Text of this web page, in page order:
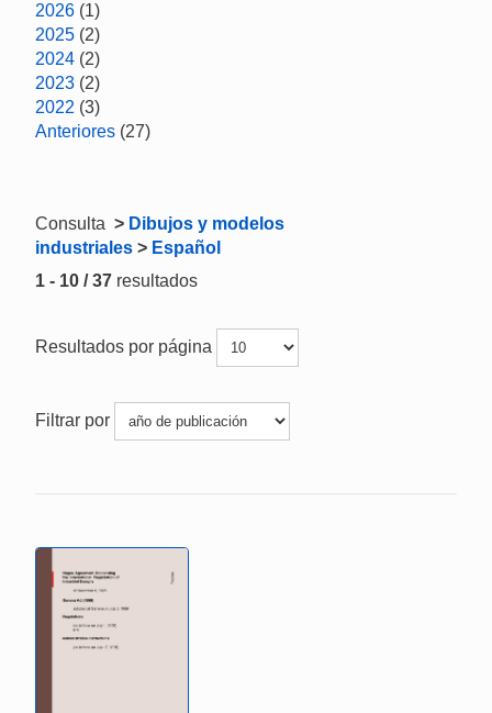
2026 (1)
2025 (2)
2024 (2)
2023 (2)
2022 (3)
Anteriores (27)
Consulta > Dibujos y modelos
industriales > Español
1 - 10 / 37 resultados
Resultados por página
Filtrar por